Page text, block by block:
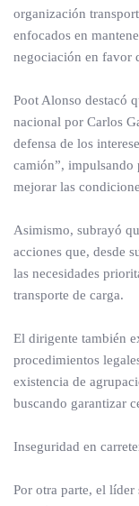
organización
enfocados en
negociación en favor
Poot Alonso destacó
nacional por Carlos
defensa de los
camión”, impulsando
mejorar las
Asimismo, subrayó
acciones que, desde
las necesidades
transporte de carga.
El dirigente también
procedimientos
existencia de
buscando garantizar
Inseguridad en
Por otra parte, el